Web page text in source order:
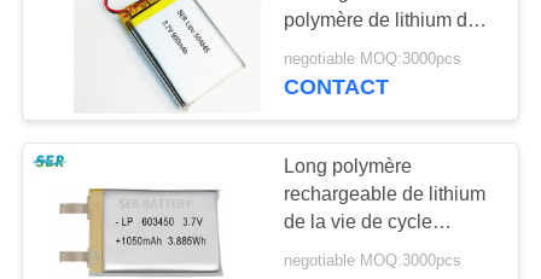
Batterie de voiture
polymère de lithium de
Lipo aa emballent la
densité de la haute
negotiable MOQ:3000pcs
CONTACT
Long polymère
rechargeable de lithium
de la vie de cycle
603450 3.7V 3300mah
negotiable MOQ:3000pcs